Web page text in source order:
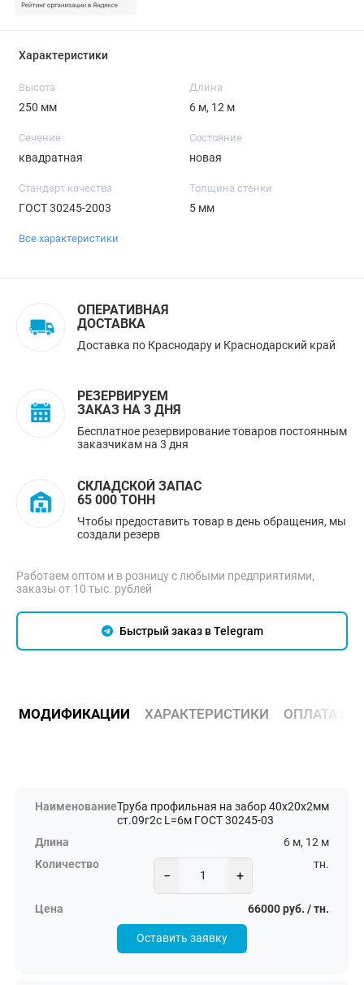
Характеристики
Высота
250 мм
Длина
6 м, 12 м
Сечение
квадратная
Состояние
новая
Стандарт качества
ГОСТ 30245-2003
Толщина стенки
5 мм
Все характеристики
ОПЕРАТИВНАЯ
ДОСТАВКА
Доставка по Краснодару и Краснодарский край
РЕЗЕРВИРУЕМ
ЗАКАЗ НА 3 ДНЯ
Бесплатное резервирование товаров постоянным
заказчикам на 3 дня
СКЛАДСКОЙ ЗАПАС
65 000 ТОНН
Чтобы предоставить товар в день обращения, мы
создали резерв
Работаем оптом и в розницу с любыми предприятиями,
заказы от 10 тыс. рублей
Быстрый заказ в Telegram
МОДИФИКАЦИИ ХАРАКТЕРИСТИКИ ОПЛАТА И
Труба профильная на забор 40х20х2мм
ст.09г2с L=6м ГОСТ 30245-03
6 м, 12 м
− +
тн.
66000 руб. / тн.
Оставить заявку